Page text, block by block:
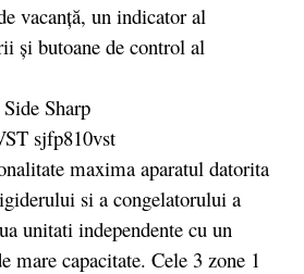
vacanţă, un indicator al
şi butoane de control al
maxima aparatul datorita
si a congelatorului a
unitati independente cu un
mare capacitate. Cele 3 zone 1